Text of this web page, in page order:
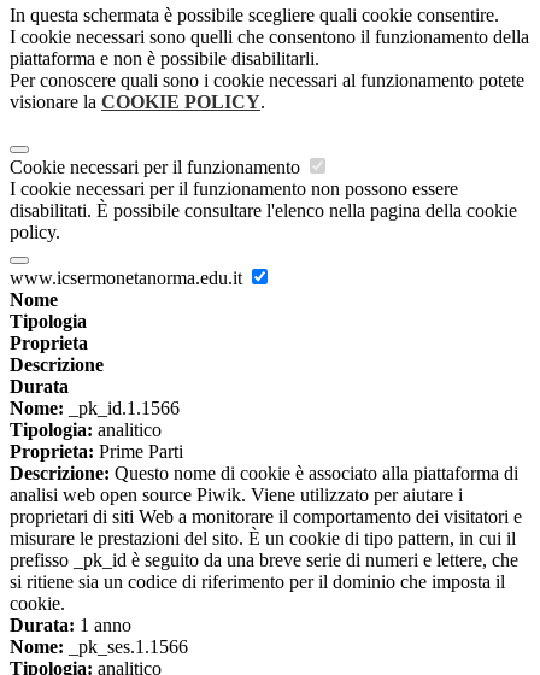
In questa schermata è possibile scegliere quali cookie consentire.
I cookie necessari sono quelli che consentono il funzionamento della
piattaforma e non è possibile disabilitarli.
Per conoscere quali sono i cookie necessari al funzionamento potete
visionare la COOKIE POLICY.
Cookie necessari per il funzionamento
I cookie necessari per il funzionamento non possono essere
disabilitati. È possibile consultare l'elenco nella pagina della cookie
policy.
www.icsermonetanorma.edu.it
Nome
Tipologia
Proprieta
Descrizione
Durata
Nome: _pk_id.1.1566
Tipologia: analitico
Proprieta: Prime Parti
Descrizione: Questo nome di cookie è associato alla piattaforma di
analisi web open source Piwik. Viene utilizzato per aiutare i
proprietari di siti Web a monitorare il comportamento dei visitatori e
misurare le prestazioni del sito. È un cookie di tipo pattern, in cui il
prefisso _pk_id è seguito da una breve serie di numeri e lettere, che
si ritiene sia un codice di riferimento per il dominio che imposta il
cookie.
Durata: 1 anno
Nome: _pk_ses.1.1566
Tipologia: analitico